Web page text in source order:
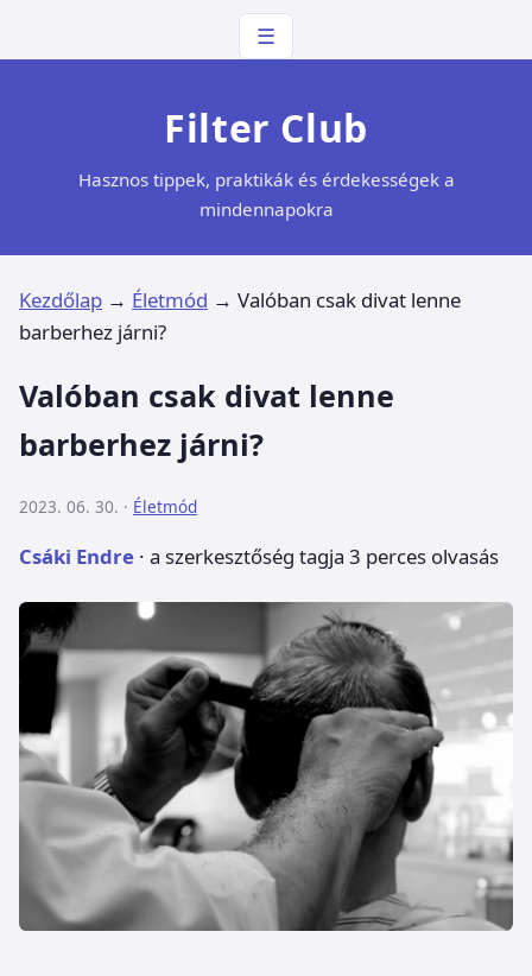
☰
Filter Club
Hasznos tippek, praktikák és érdekességek a
mindennapokra
Kezdőlap → Életmód → Valóban csak divat lenne
barberhez járni?
Valóban csak divat lenne
barberhez járni?
2023. 06. 30. · Életmód
Csáki Endre · a szerkesztőség tagja 3 perces olvasás